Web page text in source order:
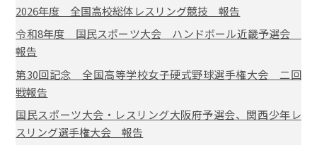
2026年度 全国高校総体レスリング競技 報告
令和8年度 国民スポーツ大会 ハンドボール近畿予選会
報告
第30回記念 全国高等学校女子硬式野球選手権大会 二回
戦報告
国民スポーツ大会・レスリング大阪府予選会、関西少年レ
スリング選手権大会 報告